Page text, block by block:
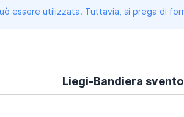
essere utilizzata. Tuttavia, si prega di
Liegi-Bandiera